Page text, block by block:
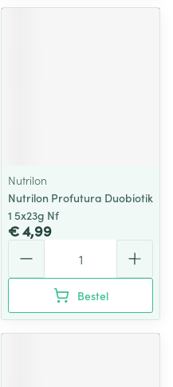
Nutrilon
Nutrilon Profutura Duobiotik
1 5x23g Nf
€ 4,99
Bestel